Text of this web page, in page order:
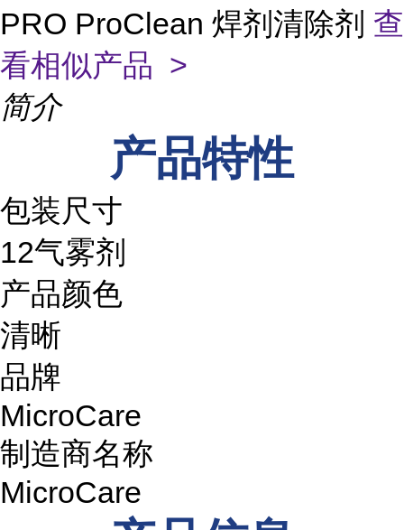
PRO ProClean 焊剂清除剂 查
看相似产品 >
简介
产品特性
包装尺寸
12气雾剂
产品颜色
清晰
品牌
MicroCare
制造商名称
MicroCare